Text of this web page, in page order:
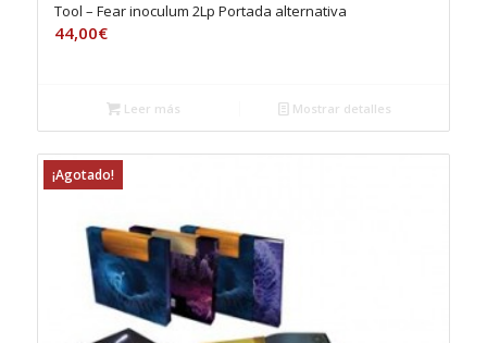
Tool – Fear inoculum 2Lp Portada alternativa
44,00€
Leer más Mostrar detalles
¡Agotado!